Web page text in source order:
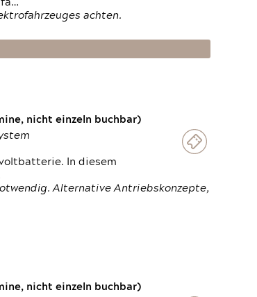
achten.
nicht einzeln buchbar)
In diesem
Alternative Antriebskonzepte,
nicht einzeln buchbar)